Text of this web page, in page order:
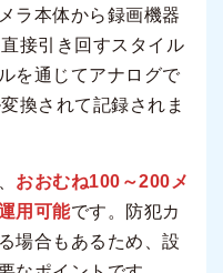
ラ本体から録画機器
接引き回すスタイル
を通じてアナログで
換されて記録されま
おおむね100～200メ
用可能です。防犯カ
場合もあるため、設